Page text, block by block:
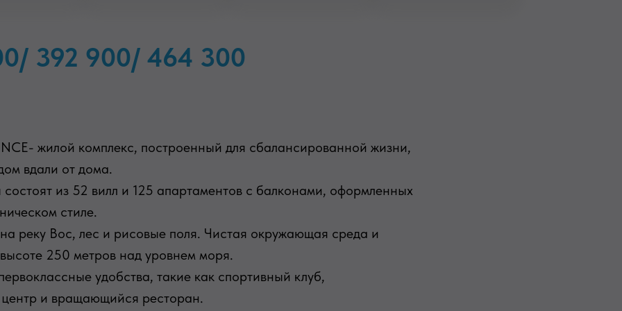
392 900/ 464 300
жилой комплекс, построенный для сбалансированной жизни,
вдали от дома.
из 52 вилл и 125 апартаментов с балконами, оформленных
стиле.
реку Вос, лес и рисовые поля. Чистая окружающая среда и
250 метров над уровнем моря.
удобства, такие как спортивный клуб,
и вращающийся ресторан.